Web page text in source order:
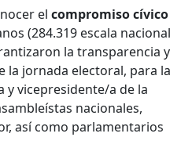
elcompromiso cívico
(284.319 escala nacional
la transparencia y
la jornada electoral, para la
y vicepresidente/a de la
nacionales,
así como parlamentarios